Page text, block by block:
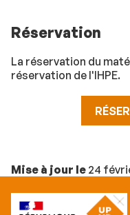
Réservation
La réservation du
réservation de l'IHPE.
Mise à jour le 24